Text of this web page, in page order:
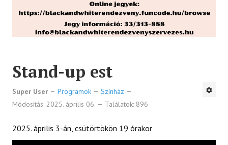
Stand-up est
Super User Programok
Színház
Módosítás: 2025. április 06.
Találatok: 896
2025. április 3-án, csütörtökön 19 órakor